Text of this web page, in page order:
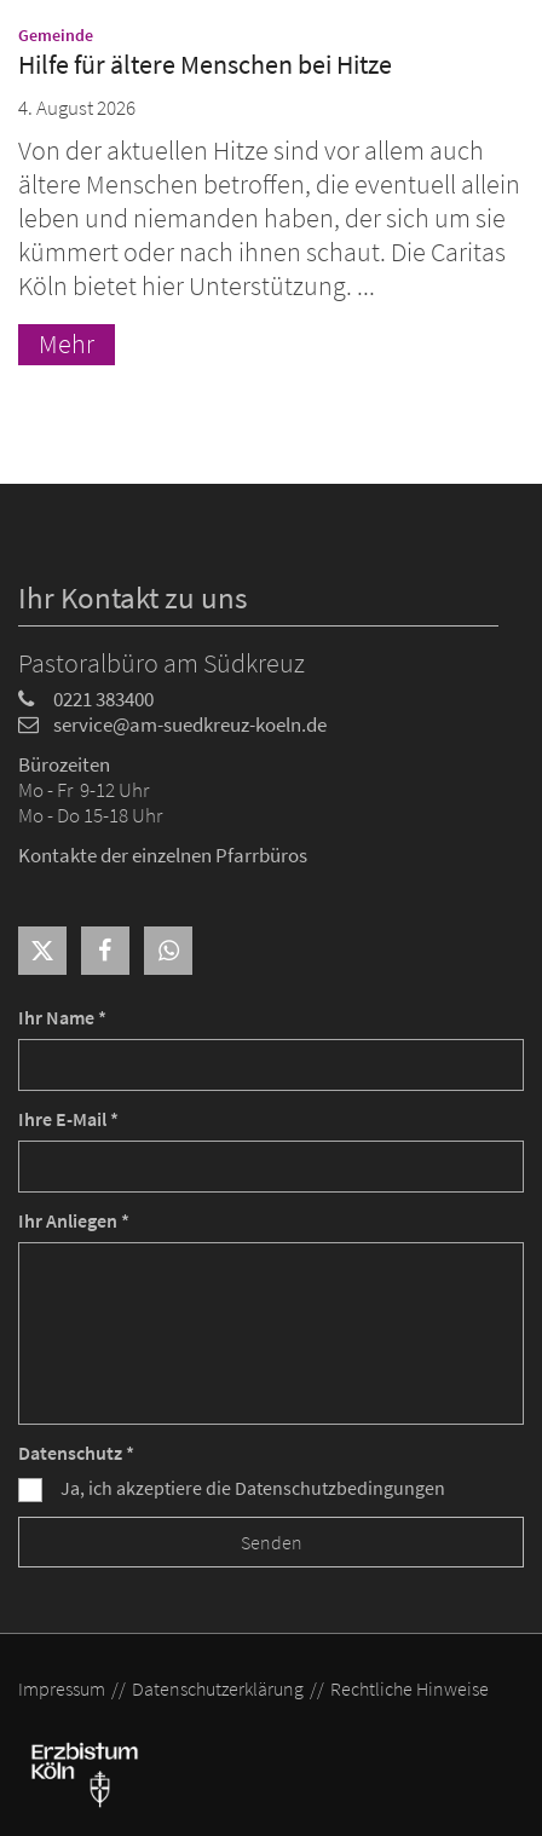
Gemeinde:
Hilfe für ältere Menschen bei Hitze
4. August 2026
Von der aktuellen Hitze sind vor allem auch
ältere Menschen betroffen, die eventuell allein
leben und niemanden haben, der sich um sie
kümmert oder nach ihnen schaut. Die Caritas
Köln bietet hier Unterstützung. ...
Mehr
Ihr Name *
Ihre E-Mail *
Ihr Anliegen *
Datenschutz *
Ja, ich akzeptiere die Datenschutzbedingungen
Ihr Kontakt zu uns
Pastoralbüro am Südkreuz
0221 383400
service@am-suedkreuz-koeln.de
Bürozeiten
Mo - Fr 9-12 Uhr
Mo - Do 15-18 Uhr
Kontakte der einzelnen Pfarrbüros
Impressum Datenschutzerklärung Rechtliche Hinweise